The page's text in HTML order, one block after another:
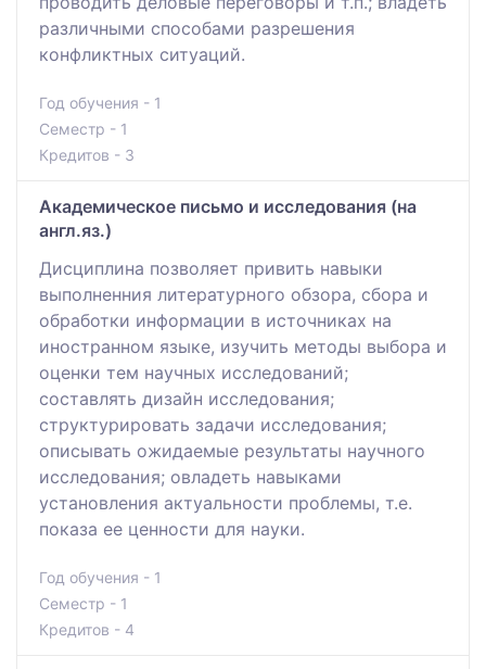
различными способами разрешения
конфликтных ситуаций.
Год обучения - 1
Семестр - 1
Кредитов - 3
Академическое письмо и исследования (на
англ.яз.)
Дисциплина позволяет привить навыки
выполненния литературного обзора, сбора и
обработки информации в источниках на
иностранном языке, изучить методы выбора и
оценки тем научных исследований;
составлять дизайн исследования;
структурировать задачи исследования;
описывать ожидаемые результаты научного
исследования; овладеть навыками
установления актуальности проблемы, т.е.
показа ее ценности для науки.
Год обучения - 1
Семестр - 1
Кредитов - 4